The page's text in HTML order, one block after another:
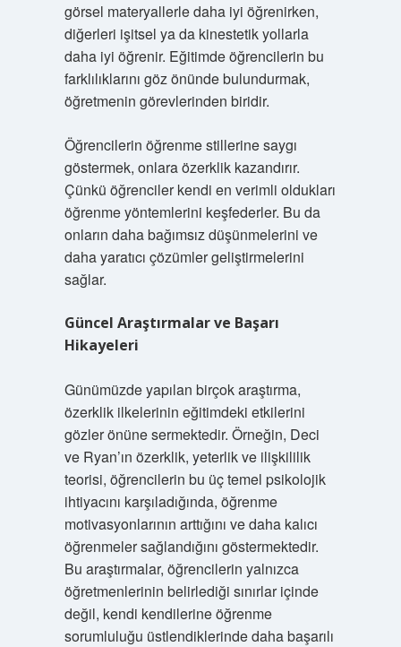
görsel materyallerle daha iyi öğrenirken,
diğerleri işitsel ya da kinestetik yollarla
daha iyi öğrenir. Eğitimde öğrencilerin bu
farklılıklarını göz önünde bulundurmak,
öğretmenin görevlerinden biridir.
Öğrencilerin öğrenme stillerine saygı
göstermek, onlara özerklik kazandırır.
Çünkü öğrenciler kendi en verimli oldukları
öğrenme yöntemlerini keşfederler. Bu da
onların daha bağımsız düşünmelerini ve
daha yaratıcı çözümler geliştirmelerini
sağlar.
Güncel Araştırmalar ve Başarı
Hikayeleri
Günümüzde yapılan birçok araştırma,
özerklik ilkelerinin eğitimdeki etkilerini
gözler önüne sermektedir. Örneğin, Deci
ve Ryan’ın özerklik, yeterlik ve ilişkililik
teorisi, öğrencilerin bu üç temel psikolojik
ihtiyacını karşıladığında, öğrenme
motivasyonlarının arttığını ve daha kalıcı
öğrenmeler sağlandığını göstermektedir.
Bu araştırmalar, öğrencilerin yalnızca
öğretmenlerinin belirlediği sınırlar içinde
değil, kendi kendilerine öğrenme
sorumluluğu üstlendiklerinde daha başarılı